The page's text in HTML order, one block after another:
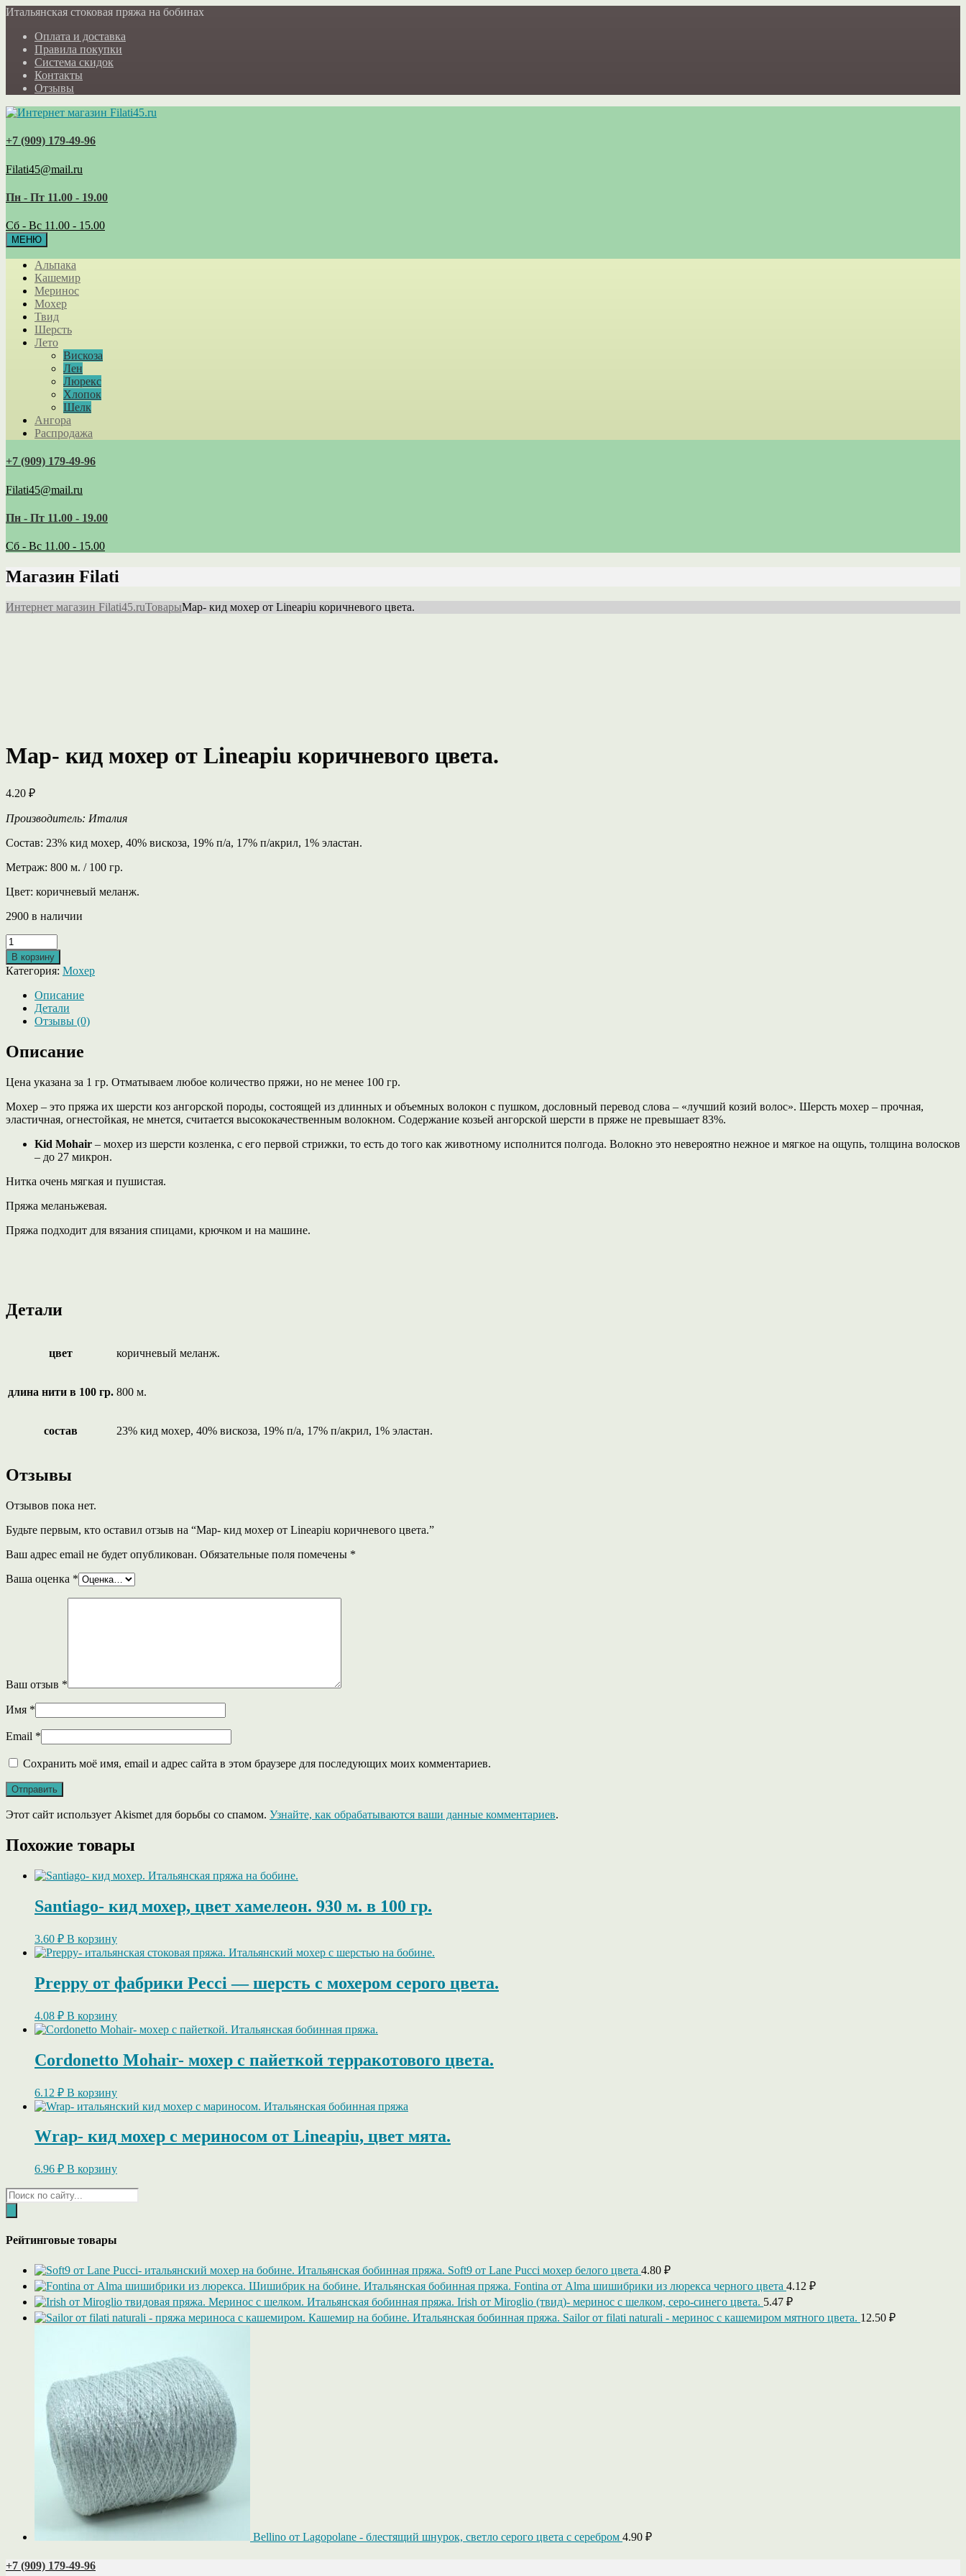
Итальянская стоковая пряжа на бобинах
Оплата и доставка
Правила покупки
Система скидок
Контакты
Отзывы
+7 (909) 179‑49-96
Filati45@mail.ru
Пн - Пт 11.00 - 19.00
Сб - Вс 11.00 - 15.00
МЕНЮ
Альпака
Кашемир
Меринос
Мохер
Твид
Шерсть
Лето
Вискоза
Лен
Люрекс
Хлопок
Шелк
Ангора
Распродажа
+7 (909) 179‑49-96
Filati45@mail.ru
Пн - Пт 11.00 - 19.00
Сб - Вс 11.00 - 15.00
Магазин Filati
Интернет магазин Filati45.ruТоварыMap- кид мохер от Lineapiu коричневого цвета.
Map- кид мохер от Lineapiu коричневого цвета.
4.20 ₽
Производитель: Италия
Состав: 23% кид мохер, 40% вискоза, 19% п/а, 17% п/акрил, 1% эластан.
Метраж: 800 м. / 100 гр.
Цвет: коричневый меланж.
2900 в наличии
Количество
товара
Map-
кид
мохер
Lineapiu
коричневого
цвета.
В корзину
Категория: Мохер
Описание
Детали
Отзывы (0)
Описание
Цена указана за 1 гр. Отматываем любое количество пряжи, но не менее 100 гр.
Мохер – это пряжа их шерсти коз ангорской породы, состоящей из длинных и объемных волокон с пушком, дословный перевод слова – «лучший козий волос». Шерсть мохер – прочная,
эластичная, огнестойкая, не мнется, считается высококачественным волокном. Содержание козьей ангорской шерсти в пряже не превышает 83%.
Kid Mohair – мохер из шерсти козленка, с его первой стрижки, то есть до того как животному исполнится полгода. Волокно это невероятно нежное и мягкое на ощупь, толщина волосков
– до 27 микрон.
Нитка очень мягкая и пушистая.
Пряжа меланьжевая.
Пряжа подходит для вязания спицами, крючком и на машине.
Детали
цвет коричневый меланж.
длина нити в 100 гр. 800 м.
состав 23% кид мохер, 40% вискоза, 19% п/а, 17% п/акрил, 1% эластан.
Отзывы
Отзывов пока нет.
Будьте первым, кто оставил отзыв на “Map- кид мохер от Lineapiu коричневого цвета.”
Ваш адрес email не будет опубликован. Обязательные поля помечены *
Ваша оценка *
Ваш отзыв *
Имя *
Email *
Сохранить моё имя, email и адрес сайта в этом браузере для последующих моих комментариев.
Этот сайт использует Akismet для борьбы со спамом. Узнайте, как обрабатываются ваши данные комментариев.
Похожие товары
Santiago- кид мохер, цвет хамелеон. 930 м. в 100 гр.
3.60 ₽ В корзину
Preppy от фабрики Pecci — шерсть с мохером серого цвета.
4.08 ₽ В корзину
Cordonetto Mohair- мохер с пайеткой терракотового цвета.
6.12 ₽ В корзину
Wrap- кид мохер c мериносом от Lineapiu, цвет мята.
6.96 ₽ В корзину
Поиск
товаров
Рейтинговые товары
Soft9 от Lane Pucci мохер белого цвета 4.80 ₽
Fontina от Alma шишибрики из люрекса черного цвета 4.12 ₽
Irish от Miroglio (твид)- меринос с шелком, серо-синего цвета. 5.47 ₽
Sailor от filati naturali - меринос с кашемиром мятного цвета. 12.50 ₽
Bellino от Lagopolane - блестящий шнурок, светло серого цвета с серебром 4.90 ₽
+7 (909) 179‑49-96